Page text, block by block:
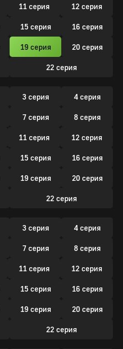
11 серия 12 серия
15 серия 16 серия
19 серия 20 серия
22 серия
3 серия 4 серия
7 серия 8 серия
11 серия 12 серия
15 серия 16 серия
19 серия 20 серия
22 серия
3 серия 4 серия
7 серия 8 серия
11 серия 12 серия
15 серия 16 серия
19 серия 20 серия
22 серия